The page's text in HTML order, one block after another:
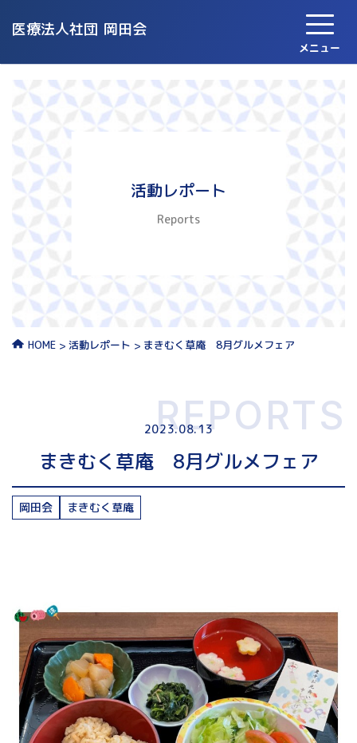
医療法人社団 岡田会
メニュー
活動レポート
Reports
HOME 活動レポート まきむく草庵 8月グルメフェア
2023.08.13
REPORTS
まきむく草庵 8月グルメフェア
岡田会 まきむく草庵